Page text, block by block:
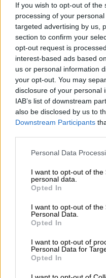
If you wish to opt-out of
processing of your
targeted advertising by us,
section to confirm your
opt-out request is
interest-based ads based
us or personal information
your opt-out. You may
disclosure of your personal
IAB’s list of downstream
also be disclosed by us to
Downstream Participants
Personal Data
I want to opt-out of the
personal data.
Opted In
I want to opt-out of the
Personal Data.
Opted In
I want to opt-out of
Personal Data for
Opted In
Lo único que
es que política y
atributos de lo
se añade uso y
de hegemonía
definición de la
amigo y enemigo de
inteligentísimo
socialismo alemán),
exaltación del
naturalmente),
combinación
Son textos tan
El defensor del
frente al malo de la
cuya elevación al
indigencia cultural
asombrarse de su
hacer leña del árbol
espectáculo sin
los ojos en blanco al
dirigentes de la